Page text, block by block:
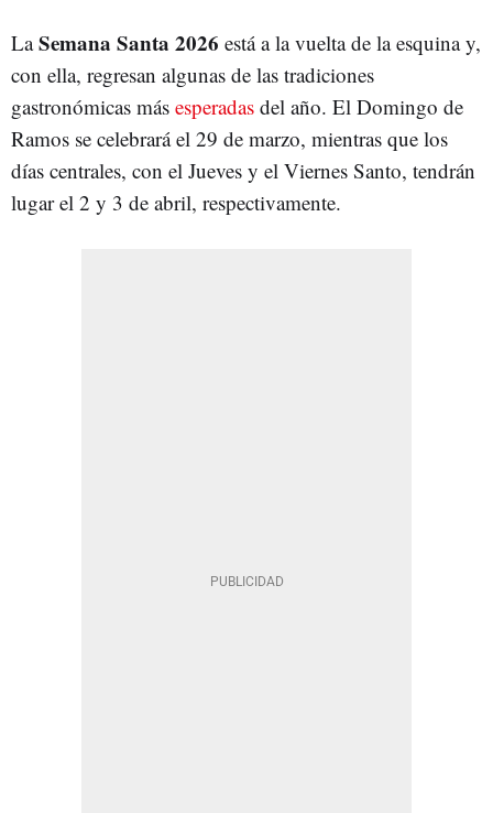
LaSemana Santa 2026 está a la vuelta de la esquina y,
con ella, regresan algunas de las tradiciones
gastronómicas más esperadas del año. El Domingo de
Ramos se celebrará el 29 de marzo, mientras que los
días centrales, con el Jueves y el Viernes Santo, tendrán
lugar el 2 y 3 de abril, respectivamente.